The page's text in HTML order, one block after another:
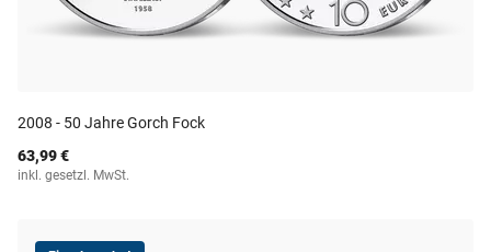
2008 - 50 Jahre Gorch Fock
63,99 €
inkl. gesetzl. MwSt.